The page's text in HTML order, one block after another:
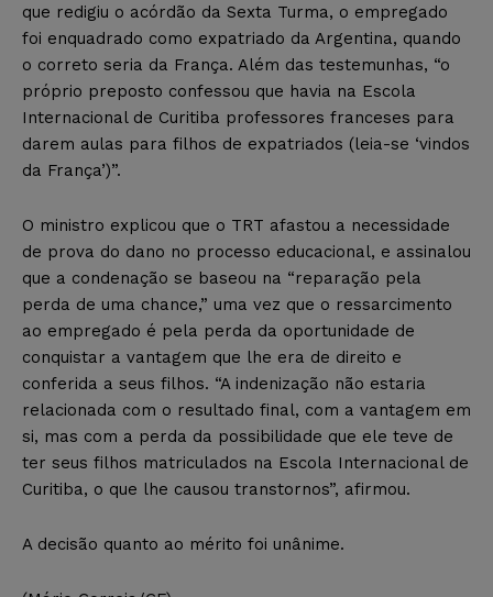
que redigiu o acórdão da Sexta Turma, o empregado
foi enquadrado como expatriado da Argentina, quando
o correto seria da França. Além das testemunhas, “o
próprio preposto confessou que havia na Escola
Internacional de Curitiba professores franceses para
darem aulas para filhos de expatriados (leia-se ‘vindos
da França’)”.
O ministro explicou que o TRT afastou a necessidade
de prova do dano no processo educacional, e assinalou
que a condenação se baseou na “reparação pela
perda de uma chance,” uma vez que o ressarcimento
ao empregado é pela perda da oportunidade de
conquistar a vantagem que lhe era de direito e
conferida a seus filhos. “A indenização não estaria
relacionada com o resultado final, com a vantagem em
si, mas com a perda da possibilidade que ele teve de
ter seus filhos matriculados na Escola Internacional de
Curitiba, o que lhe causou transtornos”, afirmou.
A decisão quanto ao mérito foi unânime.